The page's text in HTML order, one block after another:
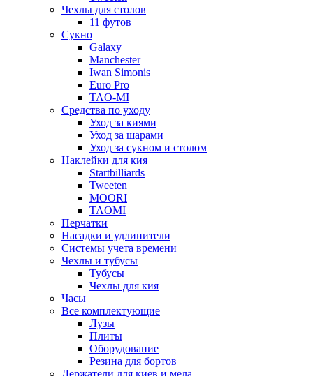
Чехлы для столов
11 футов
Сукно
Galaxy
Manchester
Iwan Simonis
Euro Pro
TAO-MI
Средства по уходу
Уход за киями
Уход за шарами
Уход за сукном и столом
Наклейки для кия
Startbilliards
Tweeten
MOORI
TAOMI
Перчатки
Насадки и удлинители
Системы учета времени
Чехлы и тубусы
Тубусы
Чехлы для кия
Часы
Все комплектующие
Лузы
Плиты
Оборудование
Резина для бортов